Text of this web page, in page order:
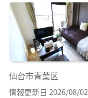
仙台市青葉区
情報更新日 2026/08/